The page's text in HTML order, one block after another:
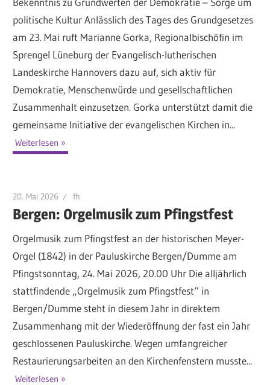
politische Kultur Anlässlich des Tages des Grundgesetzes
am 23. Mai ruft Marianne Gorka, Regionalbischöfin im
Sprengel Lüneburg der Evangelisch-lutherischen
Landeskirche Hannovers dazu auf, sich aktiv für
Demokratie, Menschenwürde und gesellschaftlichen
Zusammenhalt einzusetzen. Gorka unterstützt damit die
gemeinsame Initiative der evangelischen Kirchen in...
Weiterlesen
20. Mai 2026 fh
Bergen: Orgelmusik zum Pfingstfest
Orgelmusik zum Pfingstfest an der historischen Meyer-
Orgel (1842) in der Pauluskirche Bergen/Dumme am
Pfingstsonntag, 24. Mai 2026, 20.00 Uhr Die alljährlich
stattfindende „Orgelmusik zum Pfingstfest“ in
Bergen/Dumme steht in diesem Jahr in direktem
Zusammenhang mit der Wiederöffnung der fast ein Jahr
geschlossenen Pauluskirche. Wegen umfangreicher
Restaurierungsarbeiten an den Kirchenfenstern musste...
Weiterlesen